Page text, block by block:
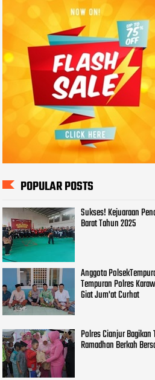
POPULAR POSTS
Sukses! Kejuaraan
Barat Tahun 2025
Anggota
Tempuran Polres
Giat Jum'at Curhat
Polres Cianjur
Ramadhan Berkah